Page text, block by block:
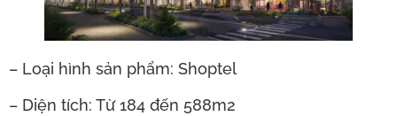
– Loại hình sản phẩm: Shoptel
– Diện tích: Từ 184 đến 588m2